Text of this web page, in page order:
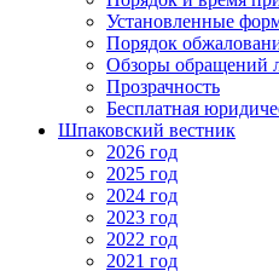
Установленные
Порядок
Обзоры обращений
Прозрачность
Бесплатная
Шпаковский вестник
2026 год
2025 год
2024 год
2023 год
2022 год
2021 год